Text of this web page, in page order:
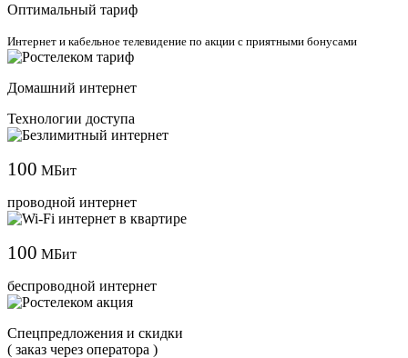
Оптимальный тариф
Интернет и кабельное телевидение по акции с приятными бонусами
Домашний интернет
Технологии доступа
100 МБит
проводной интернет
100 МБит
беспроводной интернет
Cпецпредложения и скидки
( заказ через оператора )